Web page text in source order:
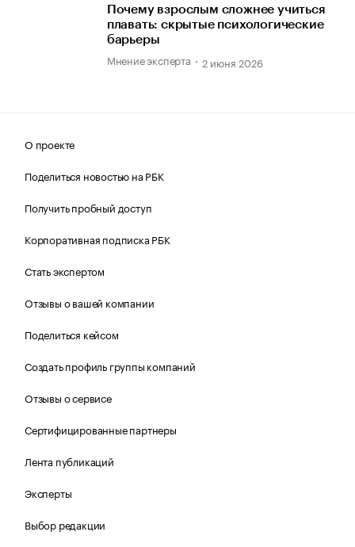
Почему взрослым сложнее учиться
плавать: скрытые психологические
барьеры
Мнение эксперта 2 июня 2026
О проекте
Поделиться новостью на РБК
Получить пробный доступ
Корпоративная подписка РБК
Стать экспертом
Отзывы о вашей компании
Поделиться кейсом
Создать профиль группы компаний
Отзывы о сервисе
Сертифицированные партнеры
Лента публикаций
Эксперты
Выбор редакции